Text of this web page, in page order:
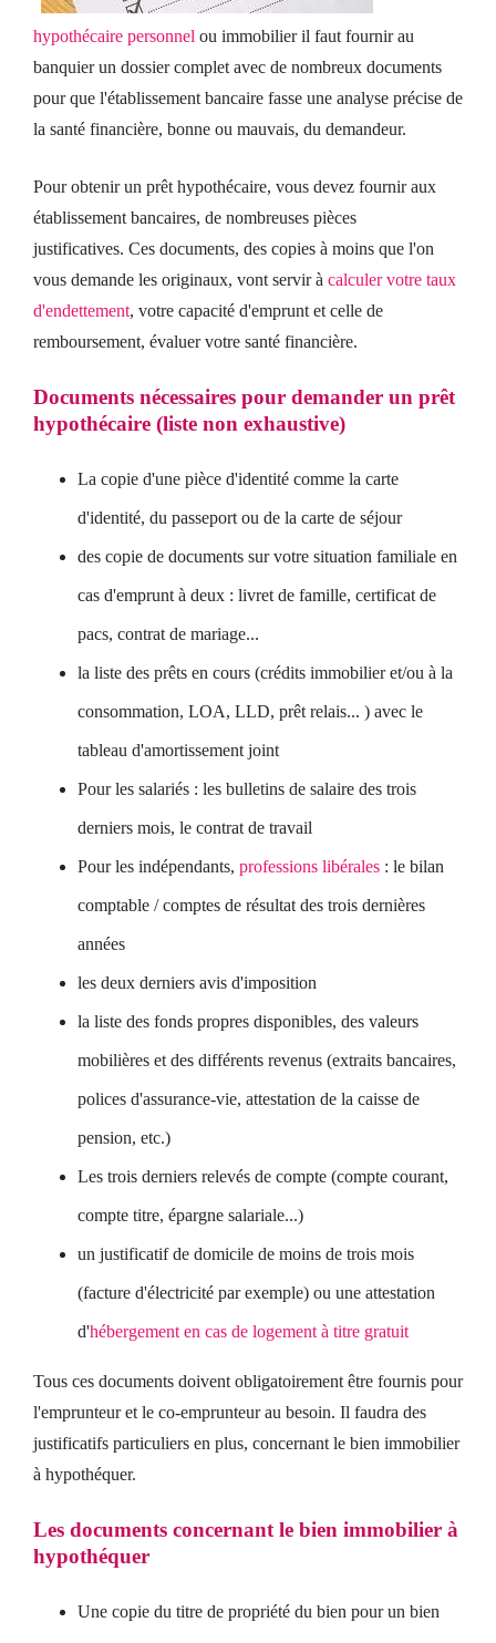
hypothécaire personnel ou immobilier il faut fournir au
banquier un dossier complet avec de nombreux documents
pour que l'établissement bancaire fasse une analyse précise de
la santé financière, bonne ou mauvais, du demandeur.
Pour obtenir un prêt hypothécaire, vous devez fournir aux
établissement bancaires, de nombreuses pièces
justificatives. Ces documents, des copies à moins que l'on
vous demande les originaux, vont servir à calculer votre taux
d'endettement, votre capacité d'emprunt et celle de
remboursement, évaluer votre santé financière.
Documents nécessaires pour demander un prêt
hypothécaire (liste non exhaustive)
La copie d'une pièce d'identité comme la carte
d'identité, du passeport ou de la carte de séjour
des copie de documents sur votre situation familiale en
cas d'emprunt à deux : livret de famille, certificat de
pacs, contrat de mariage...
la liste des prêts en cours (crédits immobilier et/ou à la
consommation, LOA, LLD, prêt relais... ) avec le
tableau d'amortissement joint
Pour les salariés : les bulletins de salaire des trois
derniers mois, le contrat de travail
Pour les indépendants, professions libérales : le bilan
comptable / comptes de résultat des trois dernières
années
les deux derniers avis d'imposition
la liste des fonds propres disponibles, des valeurs
mobilières et des différents revenus (extraits bancaires,
polices d'assurance-vie, attestation de la caisse de
pension, etc.)
Les trois derniers relevés de compte (compte courant,
compte titre, épargne salariale...)
un justificatif de domicile de moins de trois mois
(facture d'électricité par exemple) ou une attestation
d'hébergement en cas de logement à titre gratuit
Tous ces documents doivent obligatoirement être fournis pour
l'emprunteur et le co-emprunteur au besoin. Il faudra des
justificatifs particuliers en plus, concernant le bien immobilier
à hypothéquer.
Les documents concernant le bien immobilier à
hypothéquer
Une copie du titre de propriété du bien pour un bien
contacter